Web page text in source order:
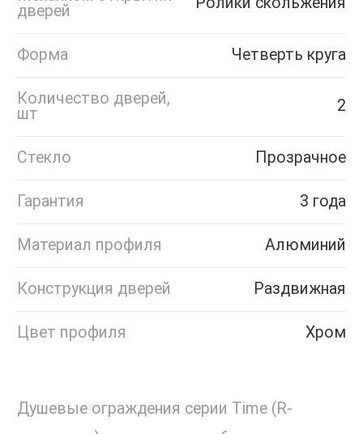
дверей
Форма Четверть круга
Количество дверей,
шт
2
Стекло Прозрачное
Гарантия 3 года
Материал профиля Алюминий
Конструкция дверей Раздвижная
Цвет профиля Хром
Душевые ограждения серии Time (R-